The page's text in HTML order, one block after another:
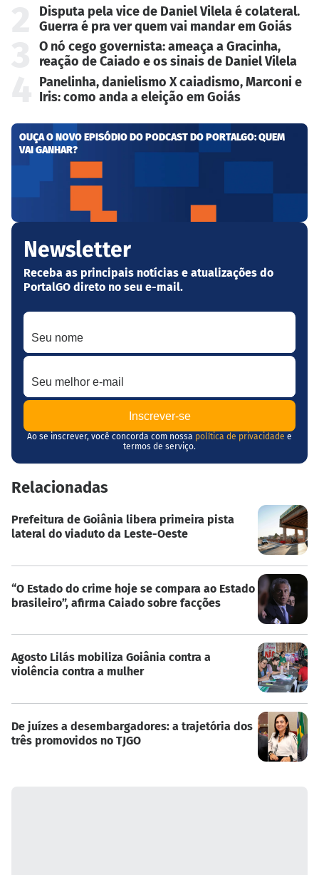
Disputa pela vice de Daniel Vilela é colateral.
Guerra é pra ver quem vai mandar em Goiás
O nó cego governista: ameaça a Gracinha,
reação de Caiado e os sinais de Daniel Vilela
Panelinha, danielismo X caiadismo, Marconi e
Iris: como anda a eleição em Goiás
OUÇA O NOVO EPISÓDIO DO PODCAST DO PORTALGO: QUEM
VAI GANHAR?
Newsletter
Receba as principais notícias e atualizações do
PortalGO direto no seu e-mail.
Seu nome
Seu melhor e-mail
Ao se inscrever, você concorda com nossa política de privacidade e
termos de serviço.
Relacionadas
Prefeitura de Goiânia libera primeira pista
lateral do viaduto da Leste-Oeste
“O Estado do crime hoje se compara ao Estado
brasileiro”, afirma Caiado sobre facções
Agosto Lilás mobiliza Goiânia contra a
violência contra a mulher
De juízes a desembargadores: a trajetória dos
três promovidos no TJGO